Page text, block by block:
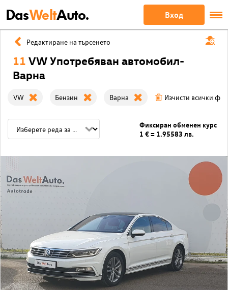
DasWeltAuto. Вход
Редактиране на търсенето
11 VW Употребяван автомобил-
Варна
VW Бензин Варна Изчисти всички
Фиксиран обменен курс
1 € = 1.95583 лв.